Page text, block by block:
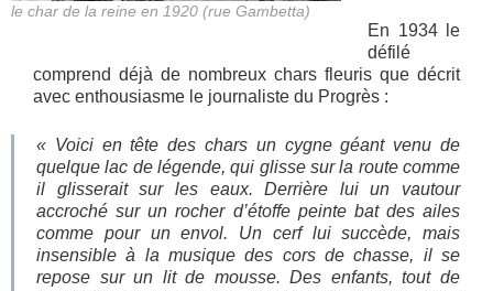
le char de la reine en 1920 (rue Gambetta)
En 1934 le
défilé
comprend déjà de nombreux chars fleuris que décrit
avec enthousiasme le journaliste du Progrès :
« Voici en tête des chars un cygne géant venu de
quelque lac de légende, qui glisse sur la route comme
il glisserait sur les eaux. Derrière lui un vautour
accroché sur un rocher d’étoffe peinte bat des ailes
comme pour un envol. Un cerf lui succède, mais
insensible à la musique des cors de chasse, il se
repose sur un lit de mousse. Des enfants, tout de